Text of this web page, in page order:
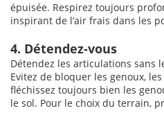
épuisée. Respirez toujours
inspirant de l’air frais dans les
4. Détendez-vous
Détendez les articulations sans
Evitez de bloquer les genoux,
fléchissez toujours bien les
le sol. Pour le choix du terrain,